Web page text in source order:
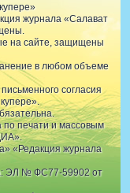
журнала «Салават
на сайте, защищены
в любом объеме
согласия
по печати и массовым
«Редакция журнала
ЭЛ № ФС77-59902 от